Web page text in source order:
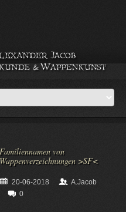
Familiennamen von
Wappenverzeichnungen >SF<
20-06-2018
A.Jacob
0